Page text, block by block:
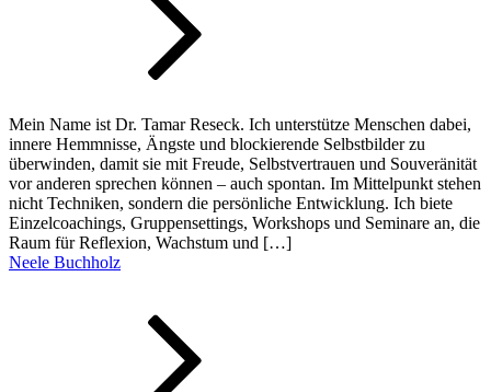
Mein Name ist Dr. Tamar Reseck. Ich unterstütze Menschen dabei,
innere Hemmnisse, Ängste und blockierende Selbstbilder zu
überwinden, damit sie mit Freude, Selbstvertrauen und Souveränität
vor anderen sprechen können – auch spontan. Im Mittelpunkt stehen
nicht Techniken, sondern die persönliche Entwicklung. Ich biete
Einzelcoachings, Gruppensettings, Workshops und Seminare an, die
Raum für Reflexion, Wachstum und […]
Neele Buchholz